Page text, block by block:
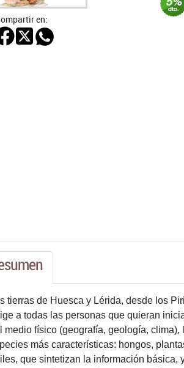
en:
tierras de Huesca y Lérida, desde los
a todas las personas que quieran
medio físico (geografía, geología,
más características: hongos,
que sintetizan la información básica,